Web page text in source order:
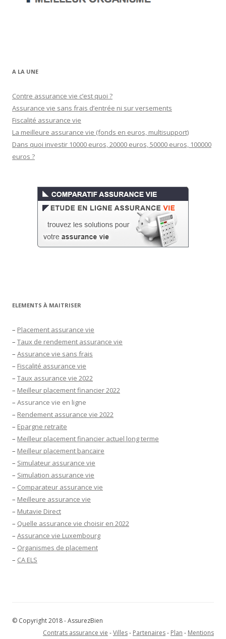
A LA UNE
Contre assurance vie c’est quoi ?
Assurance vie sans frais d’entrée ni sur versements
Fiscalité assurance vie
La meilleure assurance vie (fonds en euros, multisupport)
Dans quoi investir 10000 euros, 20000 euros, 50000 euros, 100000
euros ?
ELEMENTS À MAITRISER
– Placement assurance vie
– Taux de rendement assurance vie
– Assurance vie sans frais
– Fiscalité assurance vie
– Taux assurance vie 2022
– Meilleur placement financier 2022
– Assurance vie en ligne
– Rendement assurance vie 2022
– Epargne retraite
– Meilleur placement financier actuel long terme
– Meilleur placement bancaire
– Simulateur assurance vie
– Simulation assurance vie
– Comparateur assurance vie
– Meilleure assurance vie
– Mutavie Direct
– Quelle assurance vie choisir en 2022
– Assurance vie Luxembourg
– Organismes de placement
– CA ELS
© Copyright 2018 - AssurezBien
Contrats assurance vie -Villes- Partenaires- Plan - Mentions